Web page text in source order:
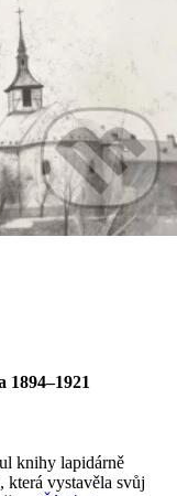
1894–1921
knihy lapidárně
která vystavěla svůj